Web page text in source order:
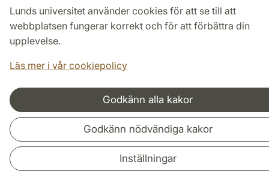
Lunds universitet använder cookies för att se till att
webbplatsen fungerar korrekt och för att förbättra din
upplevelse.
Läs mer i vår cookiepolicy
Godkänn alla kakor
Godkänn nödvändiga kakor
Inställningar